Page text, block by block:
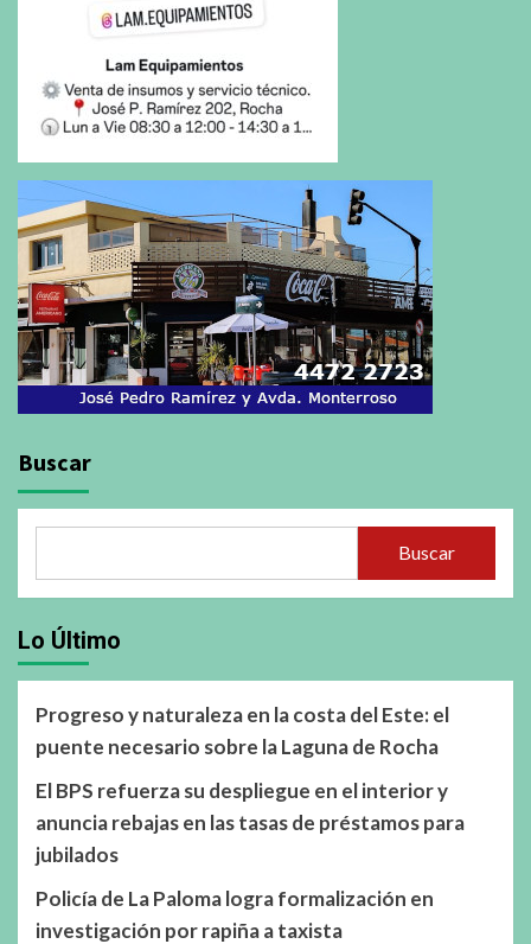
Buscar
Buscar
Lo Último
Progreso y naturaleza en la costa del Este: el
puente necesario sobre la Laguna de Rocha
El BPS refuerza su despliegue en el interior y
anuncia rebajas en las tasas de préstamos para
jubilados
Policía de La Paloma logra formalización en
investigación por rapiña a taxista